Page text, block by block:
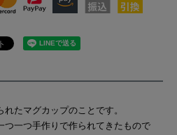
たマグカップのことです。
つ一つ手作りで作られてきたもので